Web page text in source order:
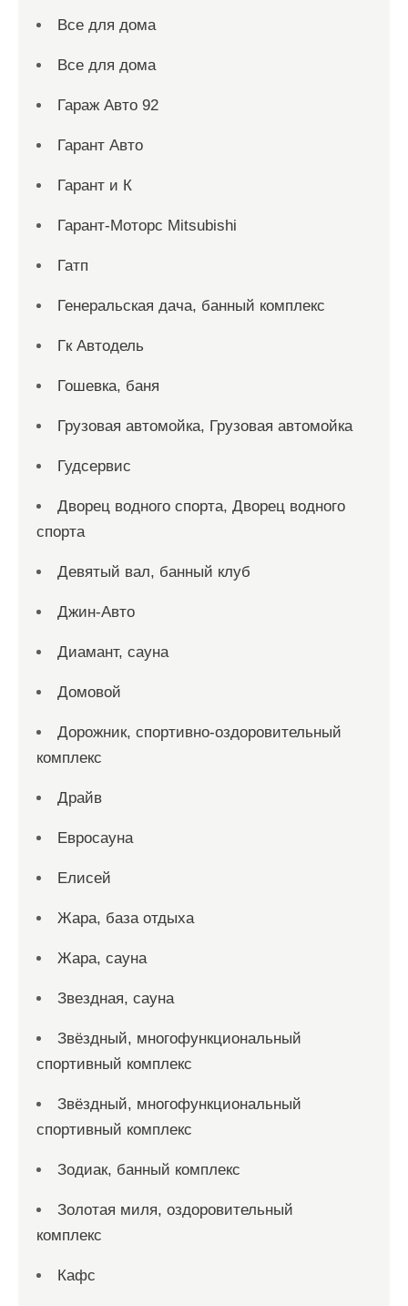
Все для дома
Все для дома
Гараж Авто 92
Гарант Авто
Гарант и К
Гарант-Моторс Mitsubishi
Гатп
Генеральская дача, банный комплекс
Гк Автодель
Гошевка, баня
Грузовая автомойка, Грузовая автомойка
Гудсервис
Дворец водного спорта, Дворец водного
спорта
Девятый вал, банный клуб
Джин-Авто
Диамант, сауна
Домовой
Дорожник, спортивно-оздоровительный
комплекс
Драйв
Евросауна
Елисей
Жара, база отдыха
Жара, сауна
Звездная, сауна
Звёздный, многофункциональный
спортивный комплекс
Звёздный, многофункциональный
спортивный комплекс
Зодиак, банный комплекс
Золотая миля, оздоровительный
комплекс
Кафс